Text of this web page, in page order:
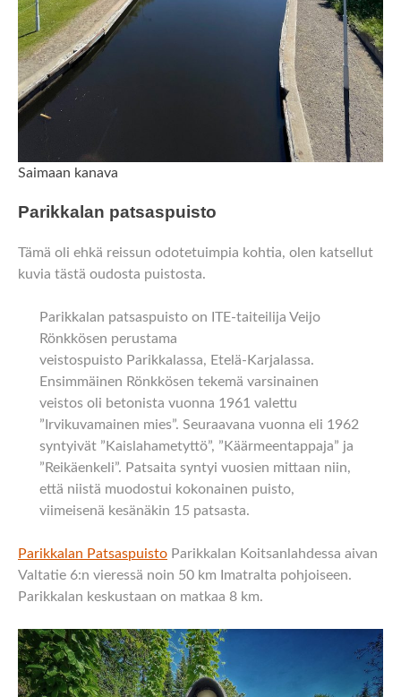
Saimaan kanava
Parikkalan patsaspuisto
Tämä oli ehkä reissun odotetuimpia kohtia, olen katsellut
kuvia tästä oudosta puistosta.
Parikkalan patsaspuisto on ITE-taiteilija Veijo
Rönkkösen perustama
veistospuisto Parikkalassa, Etelä-Karjalassa.
Ensimmäinen Rönkkösen tekemä varsinainen
veistos oli betonista vuonna 1961 valettu
”Irvikuvamainen mies”. Seuraavana vuonna eli 1962
syntyivät ”Kaislahametyttö”, ”Käärmeentappaja” ja
”Reikäenkeli”. Patsaita syntyi vuosien mittaan niin,
että niistä muodostui kokonainen puisto,
viimeisenä kesänäkin 15 patsasta.
Parikkalan Patsaspuisto Parikkalan Koitsanlahdessa aivan
Valtatie 6:n vieressä noin 50 km Imatralta pohjoiseen.
Parikkalan keskustaan on matkaa 8 km.